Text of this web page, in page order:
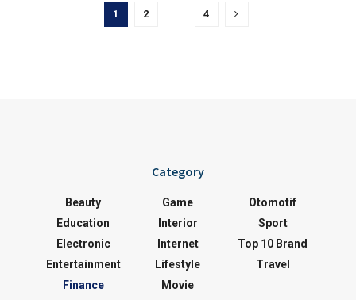
1 2 4
Category
Beauty
Education
Electronic
Entertainment
Finance
Game
Interior
Internet
Lifestyle
Movie
Otomotif
Sport
Top 10 Brand
Travel